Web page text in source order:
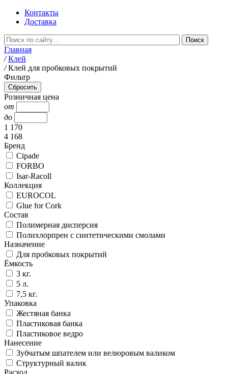
Контакты
Доставка
Главная
/ Клей
/ Клей для пробковых покрытий
Фильтр
Розничная цена
от
до
1 170
4 168
Бренд
Cipade
FORBO
Isar-Racoll
Коллекция
EUROCOL
Glue for Cork
Состав
Полимерная дисперсия
Полихлорпрен с синтетическими смолами
Назначение
Для пробковых покрытий
Ёмкость
3 кг.
5 л.
7,5 кг.
Упаковка
Жестяная банка
Пластиковая банка
Пластиковое ведро
Нанесение
Зубчатым шпателем или велюровым валиком
Структурный валик
Расход